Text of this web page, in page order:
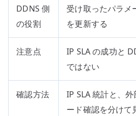
DDNS 側
の役割
受け取ったパラメ
を更新する
注意点
IP SLA の成功と
ではない
確認方法
IP SLA 統計と、
ード確認を分けて